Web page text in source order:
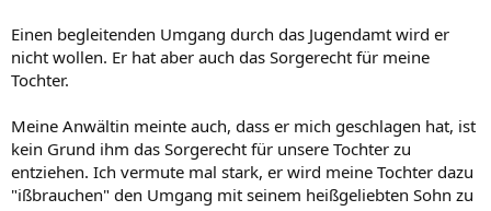
Einen begleitenden Umgang durch das Jugendamt wird er
nicht wollen. Er hat aber auch das Sorgerecht für meine
Tochter.
Meine Anwältin meinte auch, dass er mich geschlagen hat, ist
kein Grund ihm das Sorgerecht für unsere Tochter zu
entziehen. Ich vermute mal stark, er wird meine Tochter dazu
"ißbrauchen" den Umgang mit seinem heißgeliebten Sohn zu